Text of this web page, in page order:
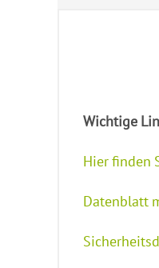
Wichtige
Hier finden
Datenblatt